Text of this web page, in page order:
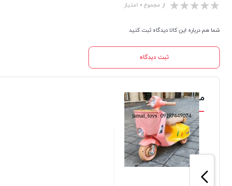
از مجموع ۰ امتیاز
شما هم درباره این کالا دیدگاه ثبت کنید
ثبت دیدگاه
محصولات مشابه